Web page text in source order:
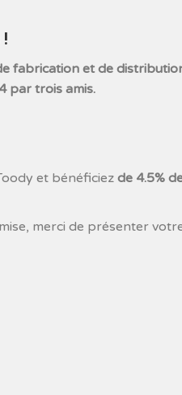
fabrication et de
par trois amis.
et bénéficiezde 4.5%
merci de présenter